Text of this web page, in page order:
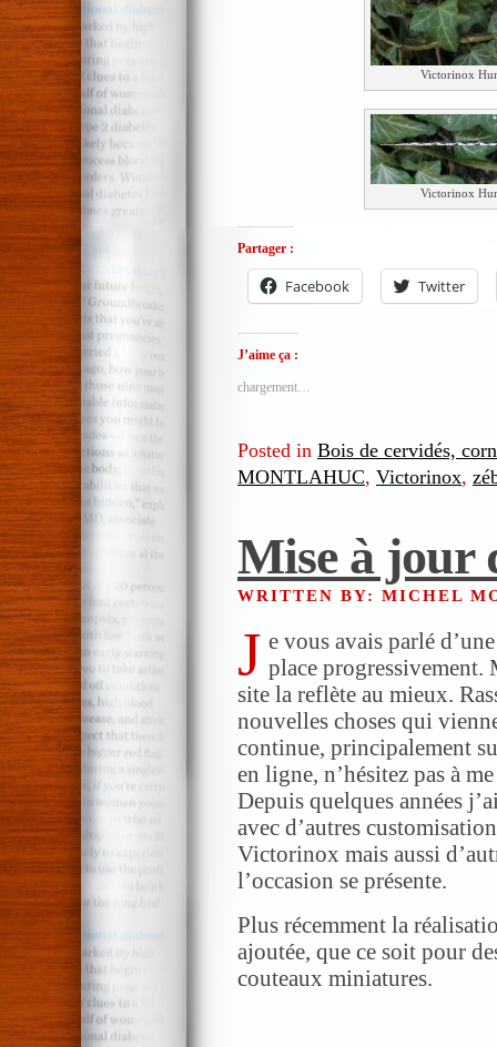
Victorinox
Victorinox
Partager :
Facebook Twitter
J’aime ça :
chargement…
Posted in Bois de cervidés,
MONTLAHUC, Victorinox,
Mise à jour
WRITTEN BY: MICHEL
J e vous avais parlé
place
site la reflète au mieux.
nouvelles choses qui
continue, principalement
en ligne, n’hésitez pas à
Depuis quelques années
avec d’autres
Victorinox mais aussi
l’occasion se présente.
Plus récemment la
ajoutée, que ce soit pour
couteaux miniatures.